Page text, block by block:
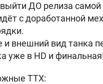
ДО релиза самой
с доработанной
и внешний вид танка
уже в HD и
ТТХ: